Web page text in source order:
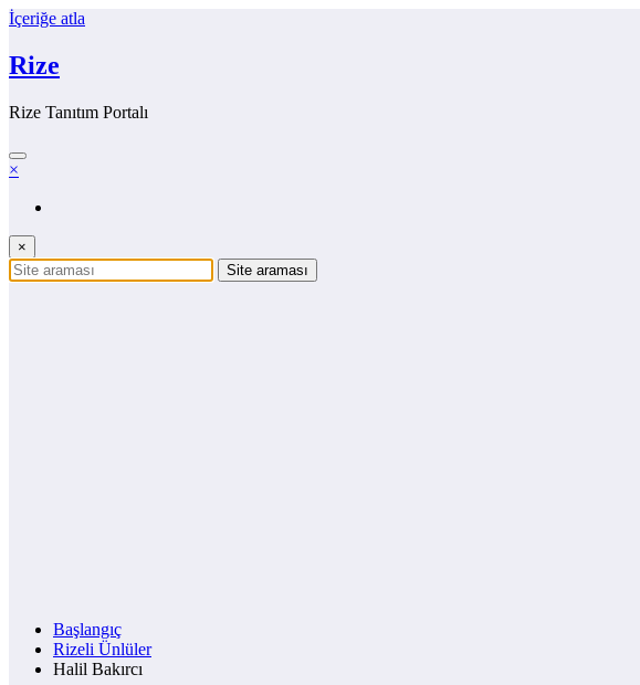
İçeriğe atla
Rize
Rize Tanıtım Portalı
×
×
Başlangıç
Rizeli Ünlüler
Halil Bakırcı